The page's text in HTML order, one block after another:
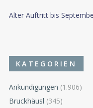
Alter Auftritt bis
KATEGORIEN
Ankündigungen (1.906)
Bruckhäusl (345)